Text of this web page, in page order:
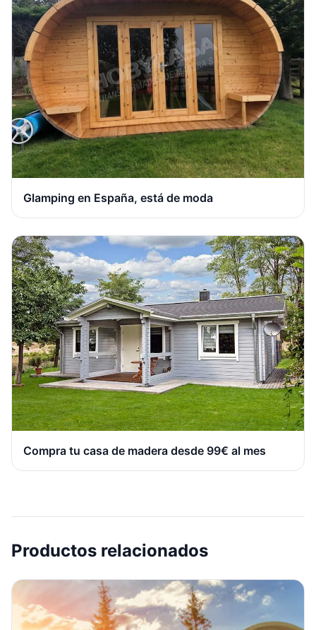
Glamping en España, está de moda
Compra tu casa de madera desde 99€ al mes
Productos relacionados